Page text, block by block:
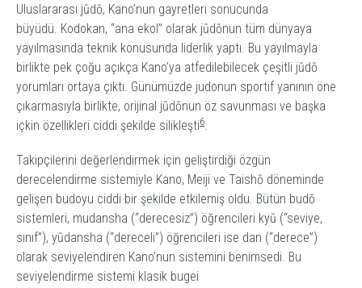
Uluslararası jūdō, Kano’nun gayretleri sonucunda
büyüdü. Kodokan, “ana ekol” olarak jūdōnun tüm dünyaya
yayılmasında teknik konusunda liderlik yaptı. Bu yayılmayla
birlikte pek çoğu açıkça Kano’ya atfedilebilecek çeşitli jūdō
yorumları ortaya çıktı. Günümüzde judonun sportif yanının öne
çıkarmasıyla birlikte, orijinal jūdōnun öz savunması ve başka
içkin özellikleri ciddi şekilde silikleşti6
Takipçilerini değerlendirmek için geliştirdiği özgün
derecelendirme sistemiyle Kano, Meiji ve Taishō döneminde
gelişen budoyu ciddi bir şekilde etkilemiş oldu. Bütün budō
sistemleri, mudansha (“derecesiz”) öğrencileri kyū (“seviye,
sınıf”), yūdansha (“dereceli”) öğrencileri ise dan (“derece”)
olarak seviyelendiren Kano’nun sistemini benimsedi. Bu
seviyelendirme sistemi klasik bugei